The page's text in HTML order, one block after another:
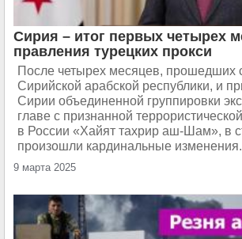
Сирия – итог первых четырех
правления турецких прокси
После четырех месяцев, прошедших
Сирийской арабской республики, и
Сирии объединенной группировки
главе с признанной
в России «Хайят тахрир аш-Шам», в
произошли кардинальные
9 марта 2025